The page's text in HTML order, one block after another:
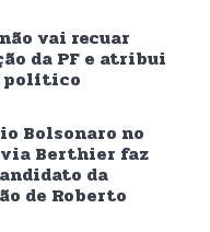
vai recuar
da PF e atribui
político
Bolsonaro no
Berthier faz
da
de Roberto